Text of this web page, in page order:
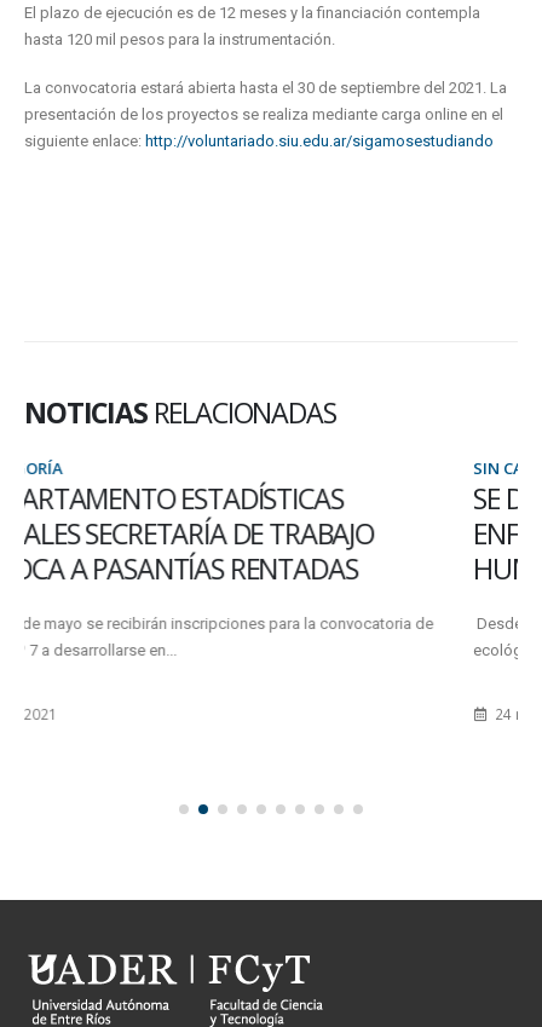
El plazo de ejecución es de 12 meses y la financiación contempla
hasta 120 mil pesos para la instrumentación.
La convocatoria estará abierta hasta el 30 de septiembre del 2021. La
presentación de los proyectos se realiza mediante carga online en el
siguiente enlace: http://voluntariado.siu.edu.ar/sigamosestudiando
NOTICIAS RELACIONADAS
SIN CATEGORÍA
SE DICTARÁ UNA CHARLA CON UN
ENFOQUE ECOLÓGICO SOBRE LOS
HUMEDALES
Desde la FCyT se realizará un ciclo de charlas con un enfoque
ecológico sobre los humedales, en el que se...
24 noviembre, 2022